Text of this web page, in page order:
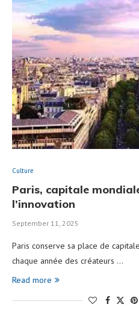
Culture
Paris, capitale
l’innovation
September 11, 2025
Paris conserve sa place de
chaque année des créateurs …
Read more